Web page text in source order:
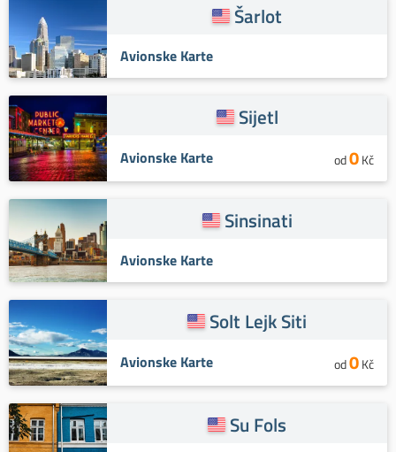
Šarlot
Avionske Karte
Sijetl
Avionske Karte od0Kč
Sinsinati
Avionske Karte
Solt Lejk Siti
Avionske Karte od0Kč
Su Fols